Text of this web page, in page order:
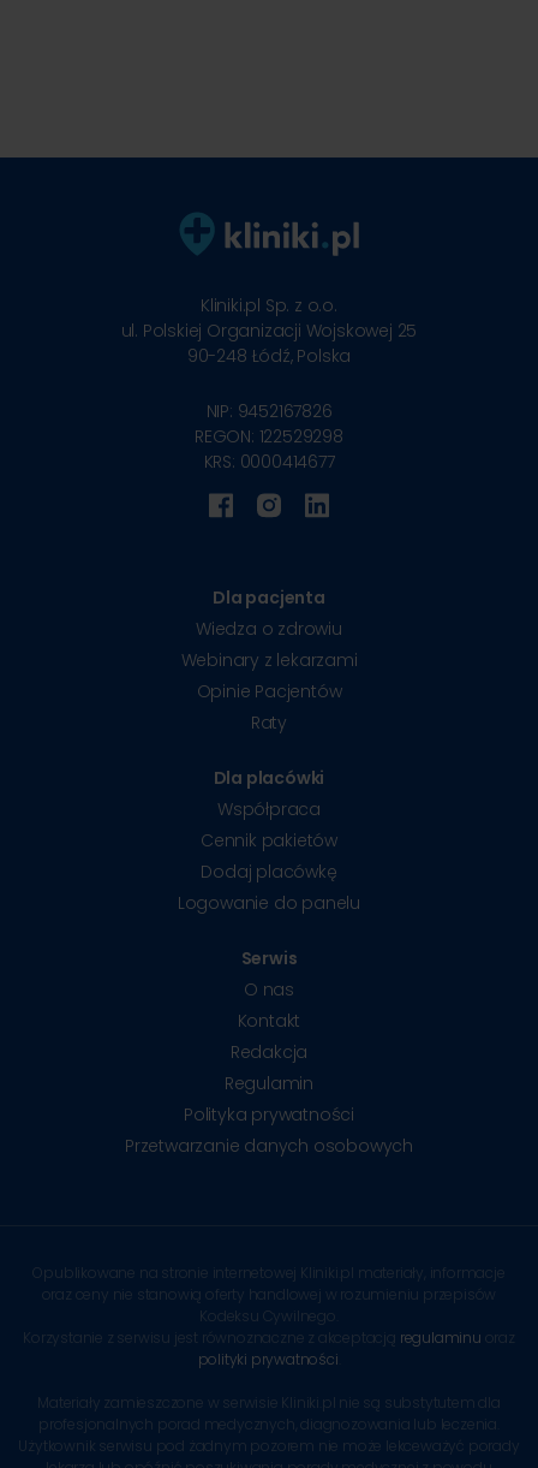
Kliniki.pl Sp. z o.o.
ul. Polskiej Organizacji Wojskowej 25
90-248 Łódź, Polska
NIP: 9452167826
REGON: 122529298
KRS: 0000414677
Dla pacjenta
Wiedza o zdrowiu
Webinary z lekarzami
Opinie Pacjentów
Raty
Dla placówki
Współpraca
Cennik pakietów
Dodaj placówkę
Logowanie do panelu
Serwis
O nas
Kontakt
Redakcja
Regulamin
Polityka prywatności
Przetwarzanie danych osobowych
Opublikowane na stronie internetowej Kliniki.pl materiały, informacje
oraz ceny nie stanowią oferty handlowej w rozumieniu przepisów
Kodeksu Cywilnego.
Korzystanie z serwisu jest równoznaczne z akceptacją regulaminu oraz
polityki prywatności
Materiały zamieszczone w serwisie Kliniki.pl nie są substytutem dla
profesjonalnych porad medycznych, diagnozowania lub leczenia.
Użytkownik serwisu pod żadnym pozorem nie może lekceważyć porady